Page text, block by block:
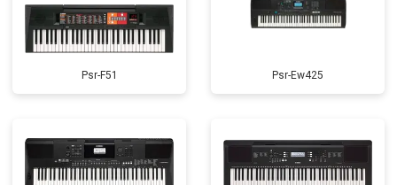
Psr-F51 Psr-Ew425